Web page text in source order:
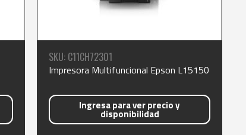
SKU: C11CH72301
Impresora Multifuncional Epson L15150
Ingresa para ver precio y
disponibilidad